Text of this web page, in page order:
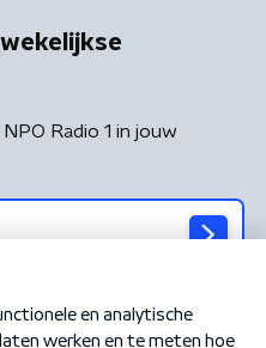
Radio 1 in jouw